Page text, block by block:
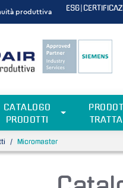
produttiva ESG|
CATALOGO
PRODOTTI
Micromaster